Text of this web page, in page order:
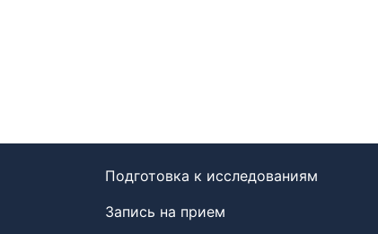
Подготовка к исследованиям
Запись на прием